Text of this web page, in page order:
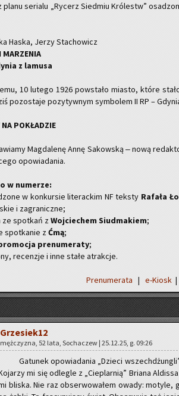
planu se­ria­lu „Ry­cerz Sied­miu Kró­lestw”
Haska, Jerzy Sta­cho­wicz
MA­RZE­NIA
z la­mu­sa
10 lu­te­go 1926 po­wsta­ło mia­sto, które
po­zo­sta­je po­zy­tyw­nym sym­bo­lem II RP –
PO­KŁA­DZIE
Mag­da­le­nę Annę Sa­kow­ską ‒ nową
opo­wia­da­nia.
w nu­me­rze:
w kon­kur­sie li­te­rac­kim NF tek­sty Ra­fa­ła
i za­gra­nicz­ne;
ze spo­tkań zWoj­cie­chem Siud­ma­kiem;
spo­tka­nie zĆmą;
pre­nu­me­ra­ty;
re­cen­zje i inne stałe atrak­cje.
Pre­nu­me­ra­ta | e-Kiosk
Grze­sie­k12
męż­czy­zna, 52 lata, So­cha­czew | 25.12.25, g. 09:26
Ga­tu­nek opo­wia­da­nia „Dzie­ci
mi się od­le­gle z „Cie­plar­nią” Bria­na
bli­ska. Nie raz ob­ser­wo­wa­łem owady: